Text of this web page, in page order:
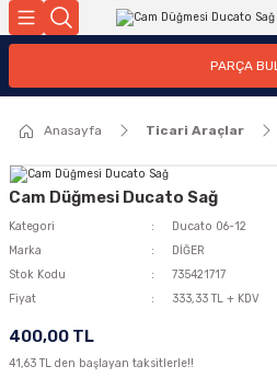
Geri Dön
Geri Dön
PARÇA BUL
Anasayfa Ticari Araçlar
Cam Düğmesi Ducato Sağ
Kategori
Ducato 06-12
Marka
DİĞER
Stok Kodu
735421717
Fiyat
333,33 TL + KDV
400,00 TL
41,63 TL den başlayan taksitlerle!!